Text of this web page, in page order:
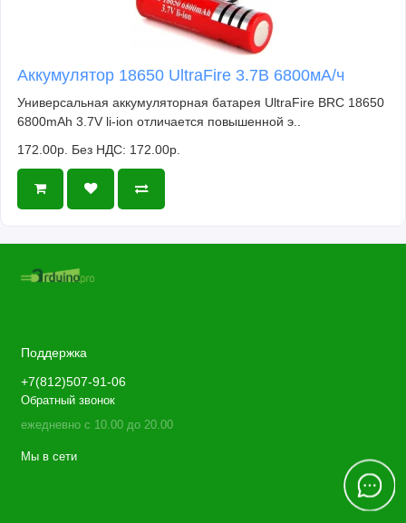
Аккумулятор 18650 UltraFire 3.7В 6800мА/ч
Универсальная аккумуляторная батарея UltraFire BRC 18650
6800mAh 3.7V li-ion отличается повышенной э..
172.00р. Без НДС: 172.00р.
Поддержка
+7(812)507-91-06
Обратный звонок
ежедневно с 10.00 до 20.00
Мы в сети